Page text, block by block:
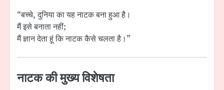
“बच्चे, दुनिया का यह नाटक बना हुआ है।
मैं इसे बनाता नहीं;
मैं ज्ञान देता हूं कि नाटक कैसे चलता है।”
नाटक की मुख्य विशेषता